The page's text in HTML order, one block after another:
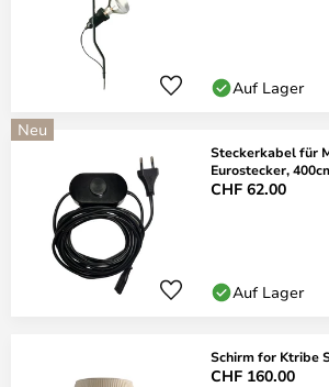
Auf Lager
Neu
Steckerkabel für
Eurostecker,
CHF 62.00
Auf Lager
Schirm for Ktribe
CHF 160.00